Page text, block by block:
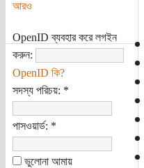
আরও
OpenID ব্যবহার করে লগইন
করুন:
OpenID কি?
সদস্য পরিচয়: *
পাসওয়ার্ড: *
ভুলোনা আমায়